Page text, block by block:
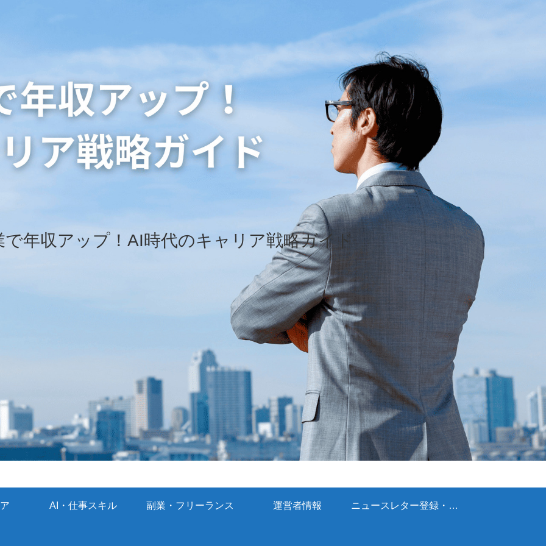
で年収アップ！AI時代のキャリア戦略ガイド
AI・仕事スキル 副業・フリーランス 運営者情報 ニュースレター登録・お問い合わせ